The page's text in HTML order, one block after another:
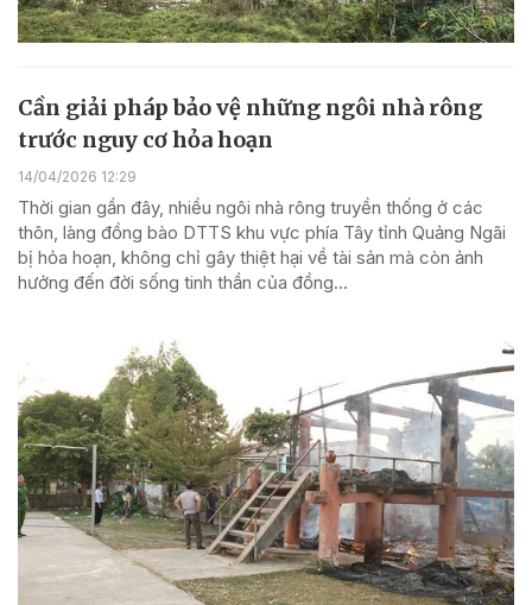
Cần giải pháp bảo vệ những ngôi nhà rông
trước nguy cơ hỏa hoạn
14/04/2026 12:29
Thời gian gần đây, nhiều ngôi nhà rông truyền thống ở các
thôn, làng đồng bào DTTS khu vực phía Tây tỉnh Quảng Ngãi
bị hỏa hoạn, không chỉ gây thiệt hại về tài sản mà còn ảnh
hưởng đến đời sống tinh thần của đồng...